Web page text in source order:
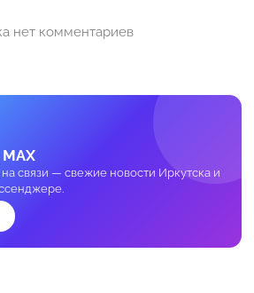
нет комментариев
связи — свежие новости Иркутска и